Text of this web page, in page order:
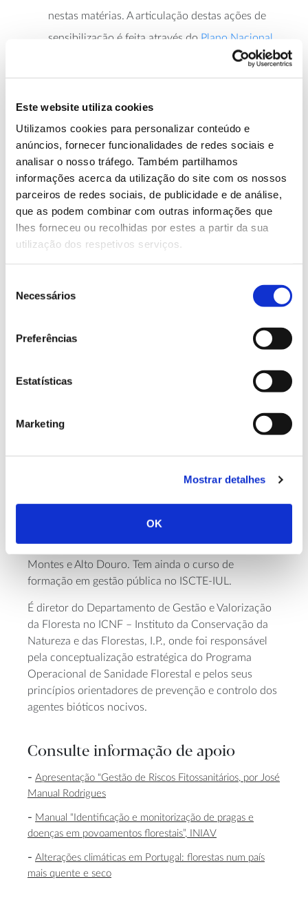
Este website utiliza cookies
Utilizamos cookies para personalizar conteúdo e
anúncios, fornecer funcionalidades de redes sociais e
analisar o nosso tráfego. Também partilhamos
informações acerca da utilização do site com os nossos
parceiros de redes sociais, de publicidade e de análise,
que as podem combinar com outras informações que
lhes forneceu ou recolhidas por estes a partir da sua
utilização dos respetivos serviços.
Necessários
Preferências
Estatísticas
Marketing
Mostrar detalhes
OK
nestas matérias. A articulação destas ações de
sensibilização é feita através do Plano Nacional
de Sensibilização em Sanidade Florestal.
integrada e apoiada em diversas dimensões será
possível dar uma resposta firme aos desafios que se
perfilam na gestão dos riscos fitossanitários. “Temos
de adotar critérios ou aspetos que reforcem a
biossegurança, nas diversas fases de prevenção e
controlo das pragas”, explica José Manuel Rodrigues,
diretor do Departamento de Gestão e Valorização da
Floresta, no ICNF.
Isto significa, por exemplo, que têm de ser
implementadas medidas específicas para evitar a
através de proibições, certificações ou tratamentos
protocolos nas fronteiras para detetar a eventual
entrada de agentes nocivos – através de inspeções,
quarentena. E, finalmente, numa etapa posterior, é
impactes.
Montes e Alto Douro. Tem ainda o curso de
formação em gestão pública no ISCTE-IUL.
É diretor do Departamento de Gestão e Valorização
da Floresta no ICNF – Instituto da Conservação da
Natureza e das Florestas, I.P., onde foi responsável
pela conceptualização estratégica do Programa
Operacional de Sanidade Florestal e pelos seus
princípios orientadores de prevenção e controlo dos
agentes bióticos nocivos.
Consulte informação de apoio
Apresentação "Gestão de Riscos Fitossanitários, por José
Manual Rodrigues
Manual “Identificação e monitorização de pragas e
doenças em povoamentos florestais”, INIAV
Alterações climáticas em Portugal: florestas num país
mais quente e seco